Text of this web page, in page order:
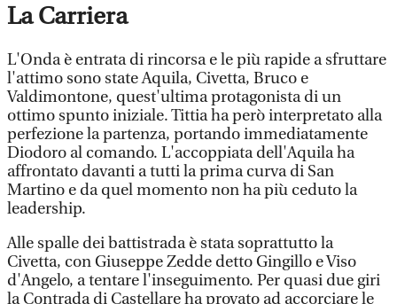
La Carriera
L'Onda è entrata di rincorsa e le più rapide a sfruttare
l'attimo sono state Aquila, Civetta, Bruco e
Valdimontone, quest'ultima protagonista di un
ottimo spunto iniziale. Tittia ha però interpretato alla
perfezione la partenza, portando immediatamente
Diodoro al comando. L'accoppiata dell'Aquila ha
affrontato davanti a tutti la prima curva di San
Martino e da quel momento non ha più ceduto la
leadership.
Alle spalle dei battistrada è stata soprattutto la
Civetta, con Giuseppe Zedde detto Gingillo e Viso
d'Angelo, a tentare l'inseguimento. Per quasi due giri
la Contrada di Castellare ha provato ad accorciare le